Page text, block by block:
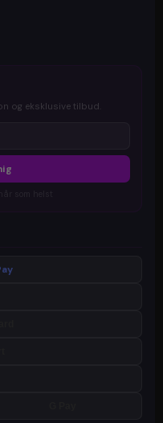
og eksklusive tilbud.